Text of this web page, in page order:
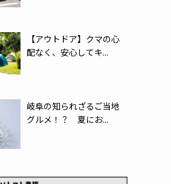
【アウトドア】クマの心
配なく、安心してキ...
岐阜の知られざるご当地
グルメ！？ 夏にお...